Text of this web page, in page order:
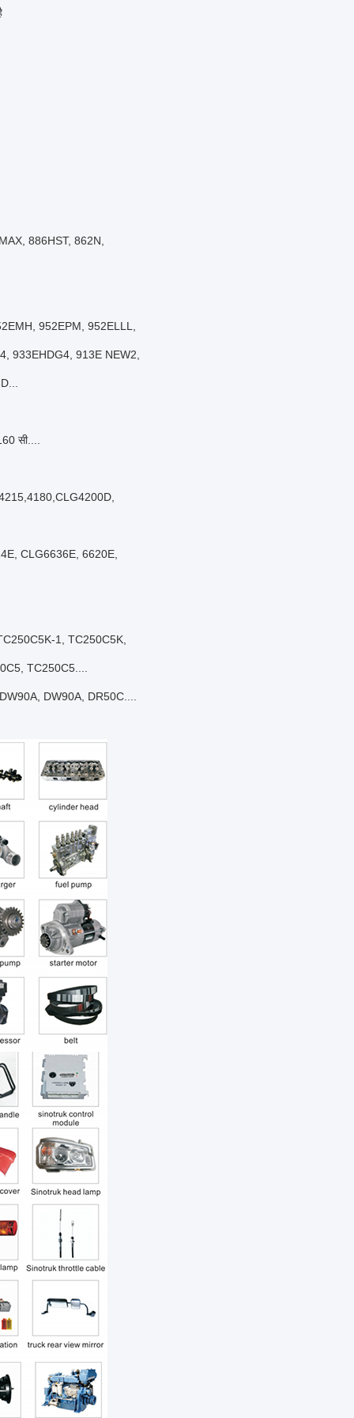
886HST, 862N,
952EPM, 952ELLL,
933EHDG4, 913E NEW2,
सी....
CLG6636E, 6620E,
1, TC250C5K,
TC250C5....
DW90A, DR50C....